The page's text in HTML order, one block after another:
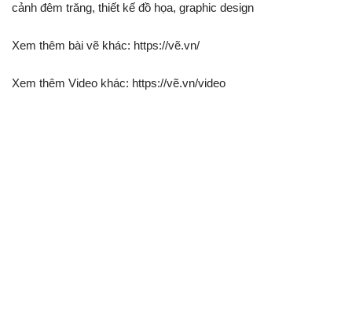
cảnh đêm trăng, thiết kế đồ họa, graphic design
Xem thêm bài vẽ khác: https://vẽ.vn/
Xem thêm Video khác: https://vẽ.vn/video